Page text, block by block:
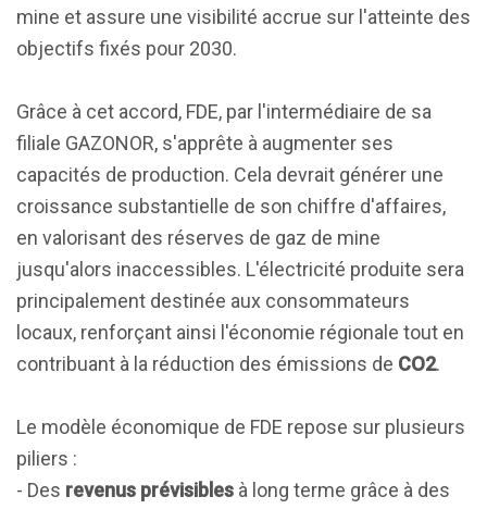
mine et assure une visibilité accrue sur l'atteinte des
objectifs fixés pour 2030.
Grâce à cet accord, FDE, par l'intermédiaire de sa
filiale GAZONOR, s'apprête à augmenter ses
capacités de production. Cela devrait générer une
croissance substantielle de son chiffre d'affaires,
en valorisant des réserves de gaz de mine
jusqu'alors inaccessibles. L'électricité produite sera
principalement destinée aux consommateurs
locaux, renforçant ainsi l'économie régionale tout en
contribuant à la réduction des émissions de CO2.
Le modèle économique de FDE repose sur plusieurs
piliers :
- Des revenus prévisibles à long terme grâce à des